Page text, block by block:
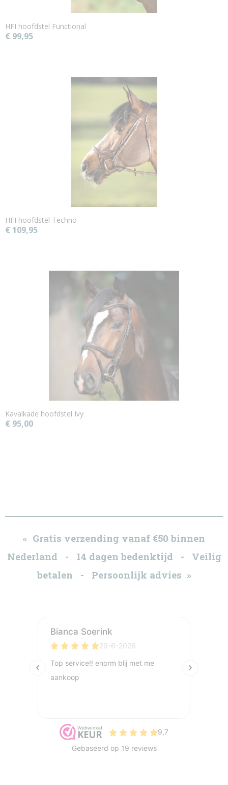
HFI hoofdstel Functional
€ 99,95
HFI hoofdstel Techno
€ 109,95
Kavalkade hoofdstel Ivy
€ 95,00
« Gratis verzending vanaf €50 binnen
Nederland - 14 dagen bedenktijd - Veilig
betalen - Persoonlijk advies »